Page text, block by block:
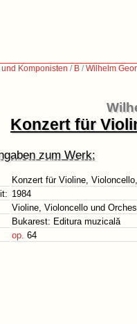
Komponisten / B /Wilhelm
Konzert für
zum Werk:
Konzert für Violine,
1984
Violine, Violoncello und
Bukarest: Editura muzicală
op. 64